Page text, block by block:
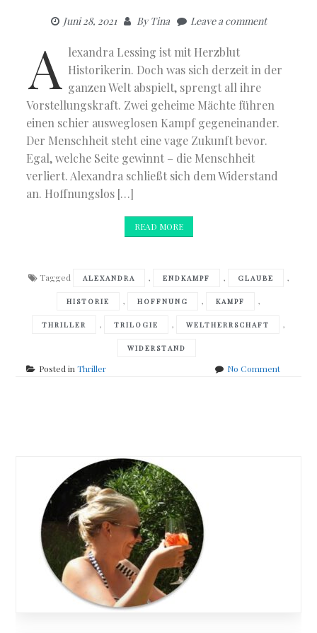
Juni 28, 2021 ByTina Leave a comment
A lexandra Lessing ist mit Herzblut
Historikerin. Doch was sich derzeit in der
ganzen Welt abspielt, sprengt all ihre
Vorstellungskraft. Zwei geheime Mächte führen
einen schier ausweglosen Kampf gegeneinander.
Der Menschheit steht eine vage Zukunft bevor.
Egal, welche Seite gewinnt – die Menschheit
verliert. Alexandra schließt sich dem Widerstand
an. Hoffnungslos […]
READ MORE
Tagged ALEXANDRA , ENDKAMPF , GLAUBE ,
HISTORIE , HOFFNUNG , KAMPF ,
THRILLER , TRILOGIE , WELTHERRSCHAFT ,
WIDERSTAND
Posted inThriller No Commenton
navigation